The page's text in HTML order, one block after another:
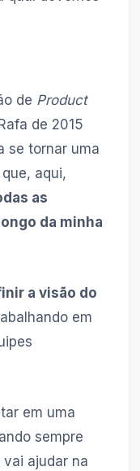
de Product
de 2015
se tornar uma
aqui,
as
da minha
a visão do
em
em uma
sempre
ajudar na